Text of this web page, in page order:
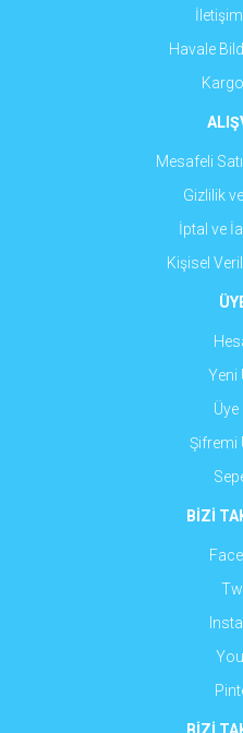
Havale
Mesafeli
Gizlilik
İptal ve
Kişisel
Yeni
Üye
Şifremi
BİZİ